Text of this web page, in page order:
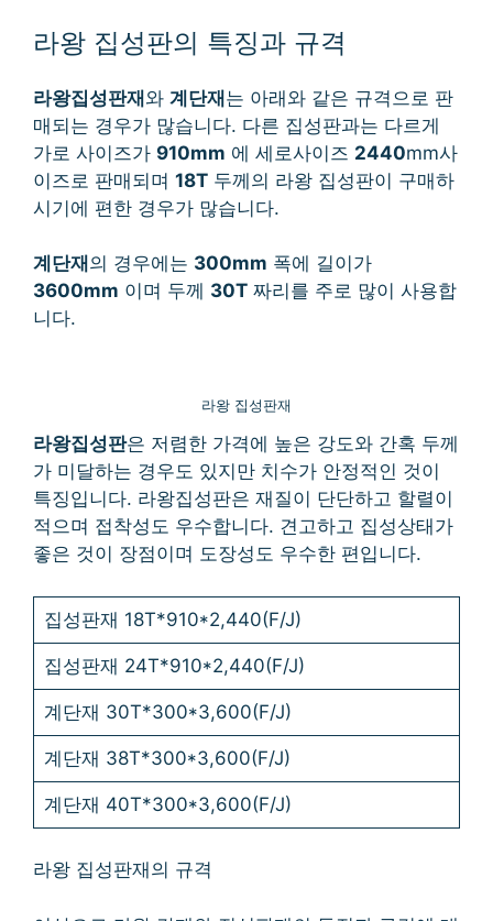
라왕 집성판의 특징과 규격
라왕집성판재와 계단재는 아래와 같은 규격으로 판
매되는 경우가 많습니다. 다른 집성판과는 다르게
가로 사이즈가 910mm 에 세로사이즈 2440mm사
이즈로 판매되며 18T 두께의 라왕 집성판이 구매하
시기에 편한 경우가 많습니다.
계단재 의 경우에는 300mm 폭에 길이가
3600mm 이며 두께 30T 짜리를 주로 많이 사용합
니다.
라왕 집성판재
라왕집성판은 저렴한 가격에 높은 강도와 간혹 두께
가 미달하는 경우도 있지만 치수가 안정적인 것이
특징입니다. 라왕집성판은 재질이 단단하고 할렬이
적으며 접착성도 우수합니다. 견고하고 집성상태가
좋은 것이 장점이며 도장성도 우수한 편입니다.
집성판재 18T*910*2,440(F/J)
집성판재 24T*910*2,440(F/J)
계단재 30T*300*3,600(F/J)
계단재 38T*300*3,600(F/J)
계단재 40T*300*3,600(F/J)
라왕 집성판재의 규격